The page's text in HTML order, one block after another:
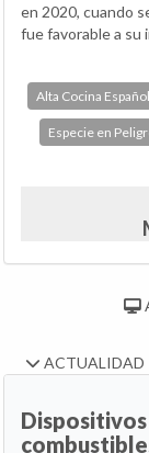
en 2020, cuando
fue favorable a su
Alta Cocina
Especie en
ACTUALIDAD